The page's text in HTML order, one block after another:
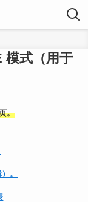
模式（用于
。
。